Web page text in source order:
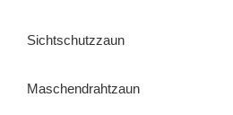
Sichtschutzzaun
Maschendrahtzaun